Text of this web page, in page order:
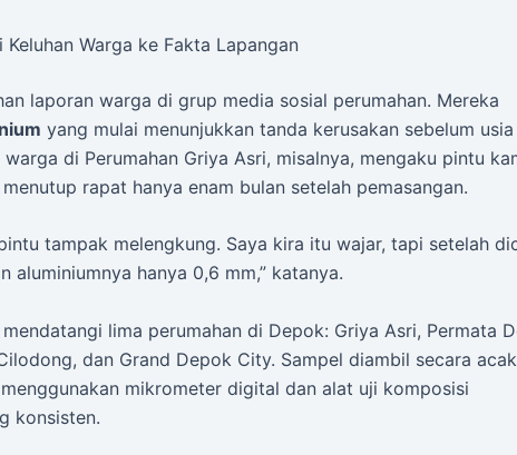
Warga ke Fakta Lapangan
laporan warga di grup media sosial perumahan. Mereka
yang mulai menunjukkan tanda kerusakan sebelum usia
di Perumahan Griya Asri, misalnya, mengaku pintu
rapat hanya enam bulan setelah pemasangan.
tampak melengkung. Saya kira itu wajar, tapi setelah
aluminiumnya hanya 0,6 mm,” katanya.
lima perumahan di Depok: Griya Asri, Permata
dan Grand Depok City. Sampel diambil secara
mikrometer digital dan alat uji komposisi
konsisten.